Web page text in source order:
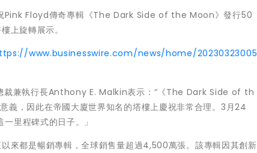
Floyd傳奇專輯《The Dark Side of the Moon》發行50
上旋轉展示。
www.businesswire.com/news/home/20230323005
兼執行長Anthony E. Malkin表示：“《The Dark Side of th
，因此在帝國大廈世界知名的塔樓上慶祝非常合理。3月24
里程碑式的日子。」
都是暢銷專輯，全球銷售量超過4,500萬張。該專輯因其創新